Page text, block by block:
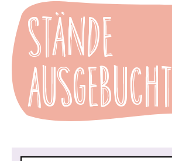
Stände
ausgebucht